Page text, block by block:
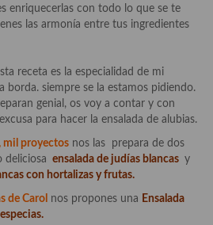
tabernas
enriquecerlas con todo lo que se te
las armonía entre tus ingredientes
receta es la especialidad de mi
borda. siempre se la estamos pidiendo.
genial, os voy a contar y con
para hacer la ensalada de alubias.
mil proyectos nos las prepara de dos
deliciosa ensalada de judías blancas y
con hortalizas y frutas.
de Carol nos propones una Ensalada
.